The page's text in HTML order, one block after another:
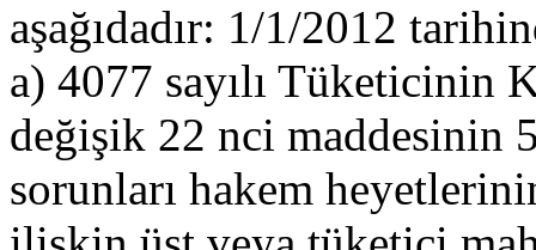
aşağıdadır: 1/1/2012
a) 4077 sayılı Tüketicinin
değişik 22 nci maddesinin
sorunları hakem